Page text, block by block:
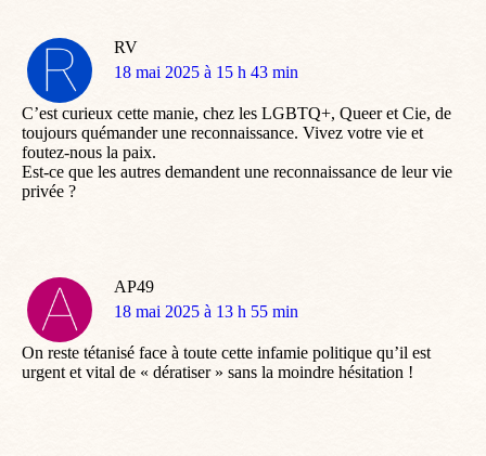
RV
dit
18 mai 2025 à 15 h 43 min
C’est curieux cette manie, chez les LGBTQ+, Queer et Cie, de
toujours quémander une reconnaissance. Vivez votre vie et
foutez-nous la paix.
Est-ce que les autres demandent une reconnaissance de leur vie
privée ?
AP49
dit
18 mai 2025 à 13 h 55 min
On reste tétanisé face à toute cette infamie politique qu’il est
urgent et vital de « dératiser » sans la moindre hésitation !